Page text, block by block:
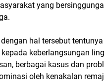
yang
hal tersebut
keberlangsungan
berbagai kasus dan
oleh kenakalan